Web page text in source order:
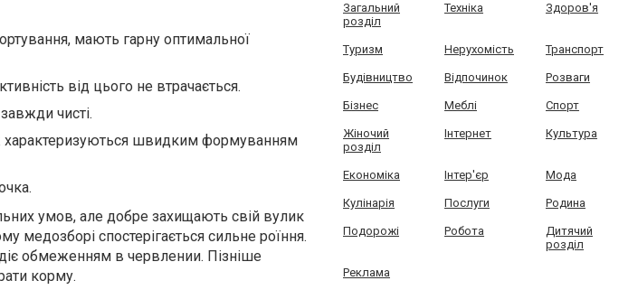
мають гарну оптимальної
від цього не втрачається.
чисті.
характеризуються швидким формуванням
умов, але добре захищають свій вулик
медозборі спостерігається сильне роїння.
обмеженням в червлении. Пізніше
корму.
Загальний
розділ
Техніка Здоров'я
Туризм Нерухомість Транспорт
Будівництво Відпочинок Розваги
Бізнес Меблі Спорт
Жіночий
розділ
Інтернет Культура
Економіка Інтер'єр Мода
Кулінарія Послуги Родина
Подорожі Робота
Дитячий
розділ
Реклама